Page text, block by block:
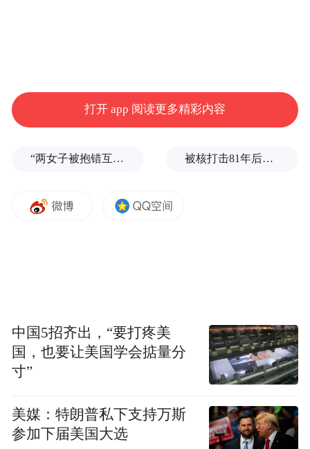
一是临古功夫。这是徐老工作的内容，也为
他国画登堂入室、不断精进奠定了坚实的基
蒙、黄公望、沈周、文徵明、石涛、“四王吴
恽”等人的作品他都临摹过。我曾在其工作室
打开 app 阅读更多精彩内容
“两女子被抱错互换人生37年”一当事人沉默多日发声：我不是受益者 被核打击81年后，日本广岛废墟旁响起抗议声：拒绝拥核
中国5招齐出，“要打疼美
国，也要让美国学会掂量分
寸”
美媒：特朗普私下支持万斯
参加下届美国大选